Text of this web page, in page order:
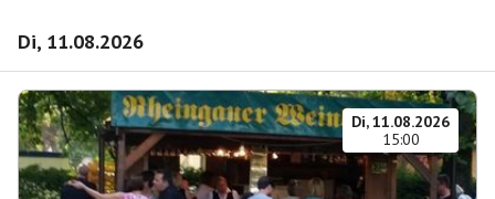
Di, 11.08.2026
Di, 11.08.2026
15:00